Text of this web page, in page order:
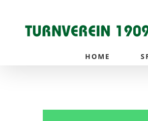
springen
HOME